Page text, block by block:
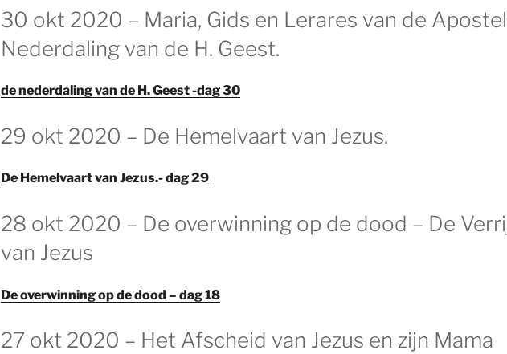
OP
30 okt 2020 – Maria, Gids en Lerares van de
Nederdaling van de H. Geest.
de nederdaling van de H. Geest -dag 30
GEPLAATST
OP
29 okt 2020 – De Hemelvaart van Jezus.
De Hemelvaart van Jezus.- dag 29
GEPLAATST
OP
28 okt 2020 – De overwinning op de dood – De
van Jezus
De overwinning op de dood – dag 18
GEPLAATST
OP
27 okt 2020 – Het Afscheid van Jezus en zijn Mama